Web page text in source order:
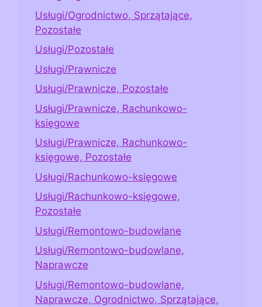
Usługi/Ogrodnictwo, Sprzątające,
Pozostałe
Usługi/Pozostałe
Usługi/Prawnicze
Usługi/Prawnicze, Pozostałe
Usługi/Prawnicze, Rachunkowo-
księgowe
Usługi/Prawnicze, Rachunkowo-
księgowe, Pozostałe
Usługi/Rachunkowo-księgowe
Usługi/Rachunkowo-księgowe,
Pozostałe
Usługi/Remontowo-budowlane
Usługi/Remontowo-budowlane,
Naprawcze
Usługi/Remontowo-budowlane,
Naprawcze, Ogrodnictwo, Sprzątające,